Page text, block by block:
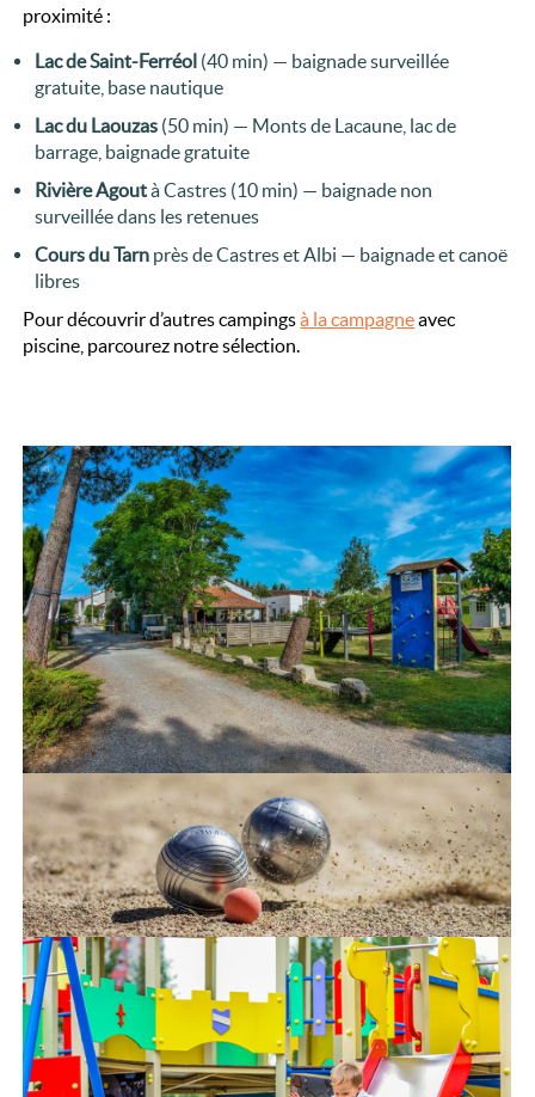
proximité :
Lac de Saint-Ferréol (40 min) — baignade surveillée
gratuite, base nautique
Lac du Laouzas (50 min) — Monts de Lacaune, lac de
barrage, baignade gratuite
Rivière Agoutà Castres (10 min) — baignade non
surveillée dans les retenues
Cours du Tarn près de Castres et Albi — baignade et canoë
libres
Pour découvrir d’autres campingsà la campagneavec
piscine, parcourez notre sélection.